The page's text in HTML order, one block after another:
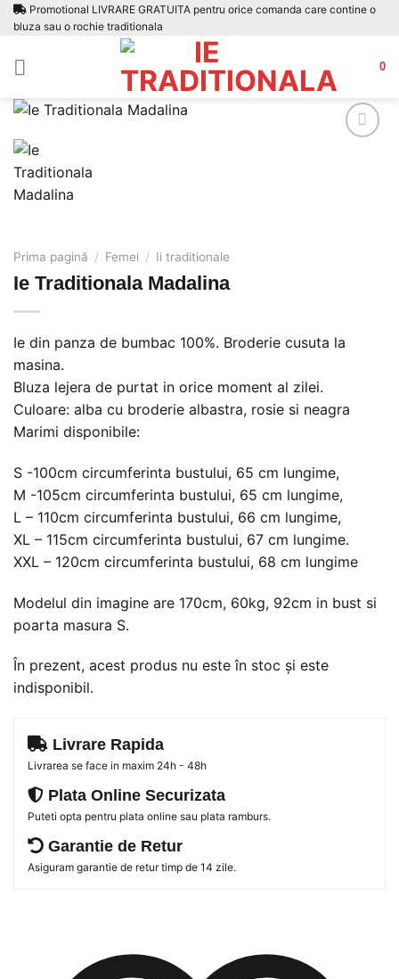
Skip Promotional LIVRARE GRATUITA pentru orice comanda care contine o
bluza sau o rochie traditionala
0
Prima pagină / Femei / Ii traditionale
Ie Traditionala Madalina
Ie din panza de bumbac 100%. Broderie cusuta la
masina.
Bluza lejera de purtat in orice moment al zilei.
Culoare: alba cu broderie albastra, rosie si neagra
Marimi disponibile:
S -100cm circumferinta bustului, 65 cm lungime,
M -105cm circumferinta bustului, 65 cm lungime,
L – 110cm circumferinta bustului, 66 cm lungime,
XL – 115cm circumferinta bustului, 67 cm lungime.
XXL – 120cm circumferinta bustului, 68 cm lungime
Modelul din imagine are 170cm, 60kg, 92cm in bust si
poarta masura S.
În prezent, acest produs nu este în stoc și este
indisponibil.
Livrare Rapida
Livrarea se face in maxim 24h - 48h
Plata Online Securizata
Puteti opta pentru plata online sau plata ramburs.
Garantie de Retur
Asiguram garantie de retur timp de 14 zile.